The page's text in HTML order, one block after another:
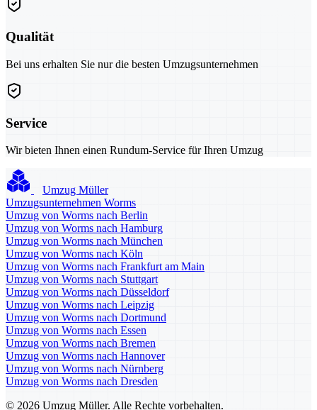
Qualität
Bei uns erhalten Sie nur die besten Umzugsunternehmen
Service
Wir bieten Ihnen einen Rundum-Service für Ihren Umzug
Umzug Müller
Umzugsunternehmen Worms
Umzug von Worms nach Berlin
Umzug von Worms nach Hamburg
Umzug von Worms nach München
Umzug von Worms nach Köln
Umzug von Worms nach Frankfurt am Main
Umzug von Worms nach Stuttgart
Umzug von Worms nach Düsseldorf
Umzug von Worms nach Leipzig
Umzug von Worms nach Dortmund
Umzug von Worms nach Essen
Umzug von Worms nach Bremen
Umzug von Worms nach Hannover
Umzug von Worms nach Nürnberg
Umzug von Worms nach Dresden
© 2026 Umzug Müller. Alle Rechte vorbehalten.